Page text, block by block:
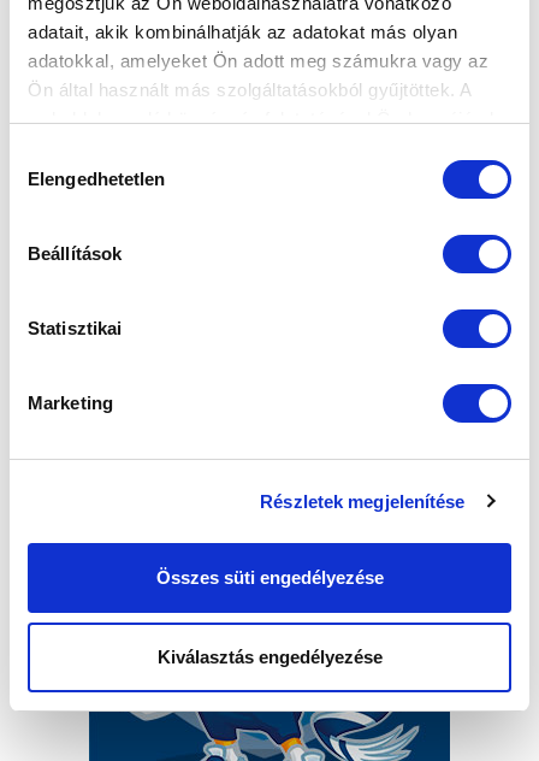
adatait, akik kombinálhatják az adatokat más olyan
adatokkal, amelyeket Ön adott meg számukra vagy az
Ön által használt más szolgáltatásokból gyűjtöttek. A
weboldalon való böngészés folytatásával Ön hozzájárul a
kiválasztása
Elengedhetetlen
Beállítások
Statisztikai
Marketing
Részletek megjelenítése
Összes süti engedélyezése
Kiválasztás engedélyezése
TELJESÍTMÉNYÉNEK”
2022-03-19 16:10:56
Vezetőedzőnk értékelte a DVTK elleni 5-1-es sikert.
‹ 1